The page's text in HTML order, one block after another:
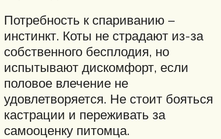
Потребность к спариванию –
инстинкт. Коты не страдают из-за
собственного бесплодия, но
испытывают дискомфорт, если
половое влечение не
удовлетворяется. Не стоит бояться
кастрации и переживать за
самооценку питомца.